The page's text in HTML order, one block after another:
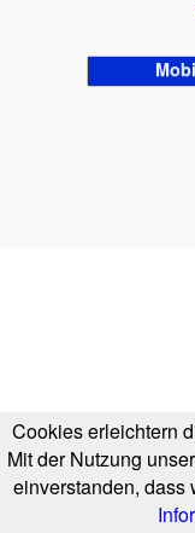
Cookies erleichtern
Mit der Nutzung
einverstanden, dass